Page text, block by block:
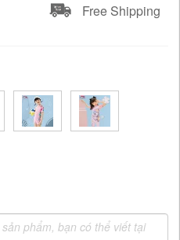
Free Shipping